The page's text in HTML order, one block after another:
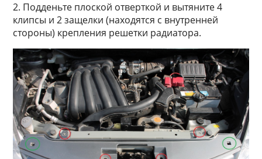
2. Подденьте плоской отверткой и вытяните 4
клипсы и 2 защелки (находятся с внутренней
стороны) крепления решетки радиатора.